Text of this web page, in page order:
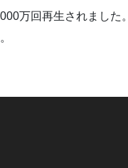
万回再生されました。